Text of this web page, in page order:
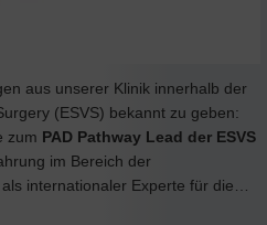
aus unserer Klinik innerhalb der
(ESVS) bekannt zu geben:
zum PAD Pathway Lead der ESVS
im Bereich der
internationaler Experte für die…